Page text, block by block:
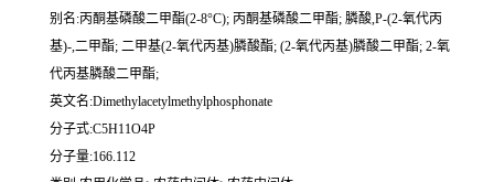
别名:丙酮基磷酸二甲酯(2-8°C); 丙酮基磷酸二甲酯; 膦酸,P-(2-氧代丙
基)-,二甲酯; 二甲基(2-氧代丙基)膦酸酯; (2-氧代丙基)膦酸二甲酯; 2-氧
代丙基膦酸二甲酯;
英文名:Dimethylacetylmethylphosphonate
分子式:C5H11O4P
分子量:166.112